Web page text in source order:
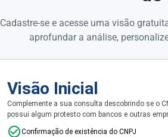
Cadastre-se e acesse uma visão
aprofundar a análise,
Visão Inicial
Complemente a sua consulta descobrindo se o
possui algum protesto com bancos e outras
Confirmação de existência do CNPJ